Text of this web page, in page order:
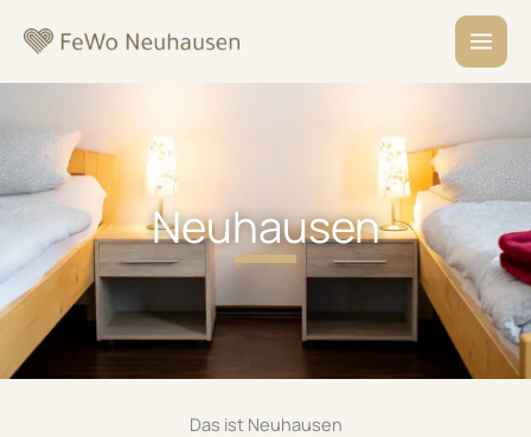
Inhalt
MAIN
Neuhausen
Das ist Neuhausen